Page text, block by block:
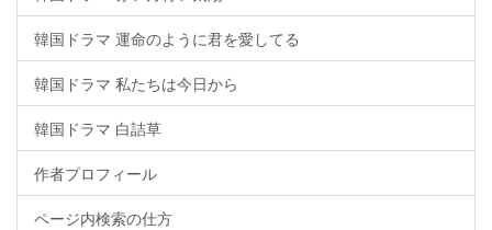
韓国ドラマ 運命のように君を愛してる
韓国ドラマ 私たちは今日から
韓国ドラマ 白詰草
作者プロフィール
ページ内検索の仕方